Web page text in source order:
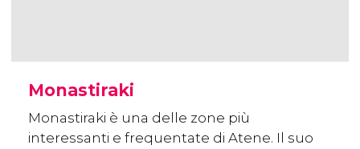
Monastiraki
Monastiraki è una delle zone più
interessanti e frequentate di Atene. Il suo